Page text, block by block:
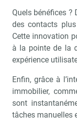
Quels bénéfices ?
des contacts
Cette innovation
à la pointe de la
expérience
Enfin, grâce à
immobilier,
sont
tâches manuelles